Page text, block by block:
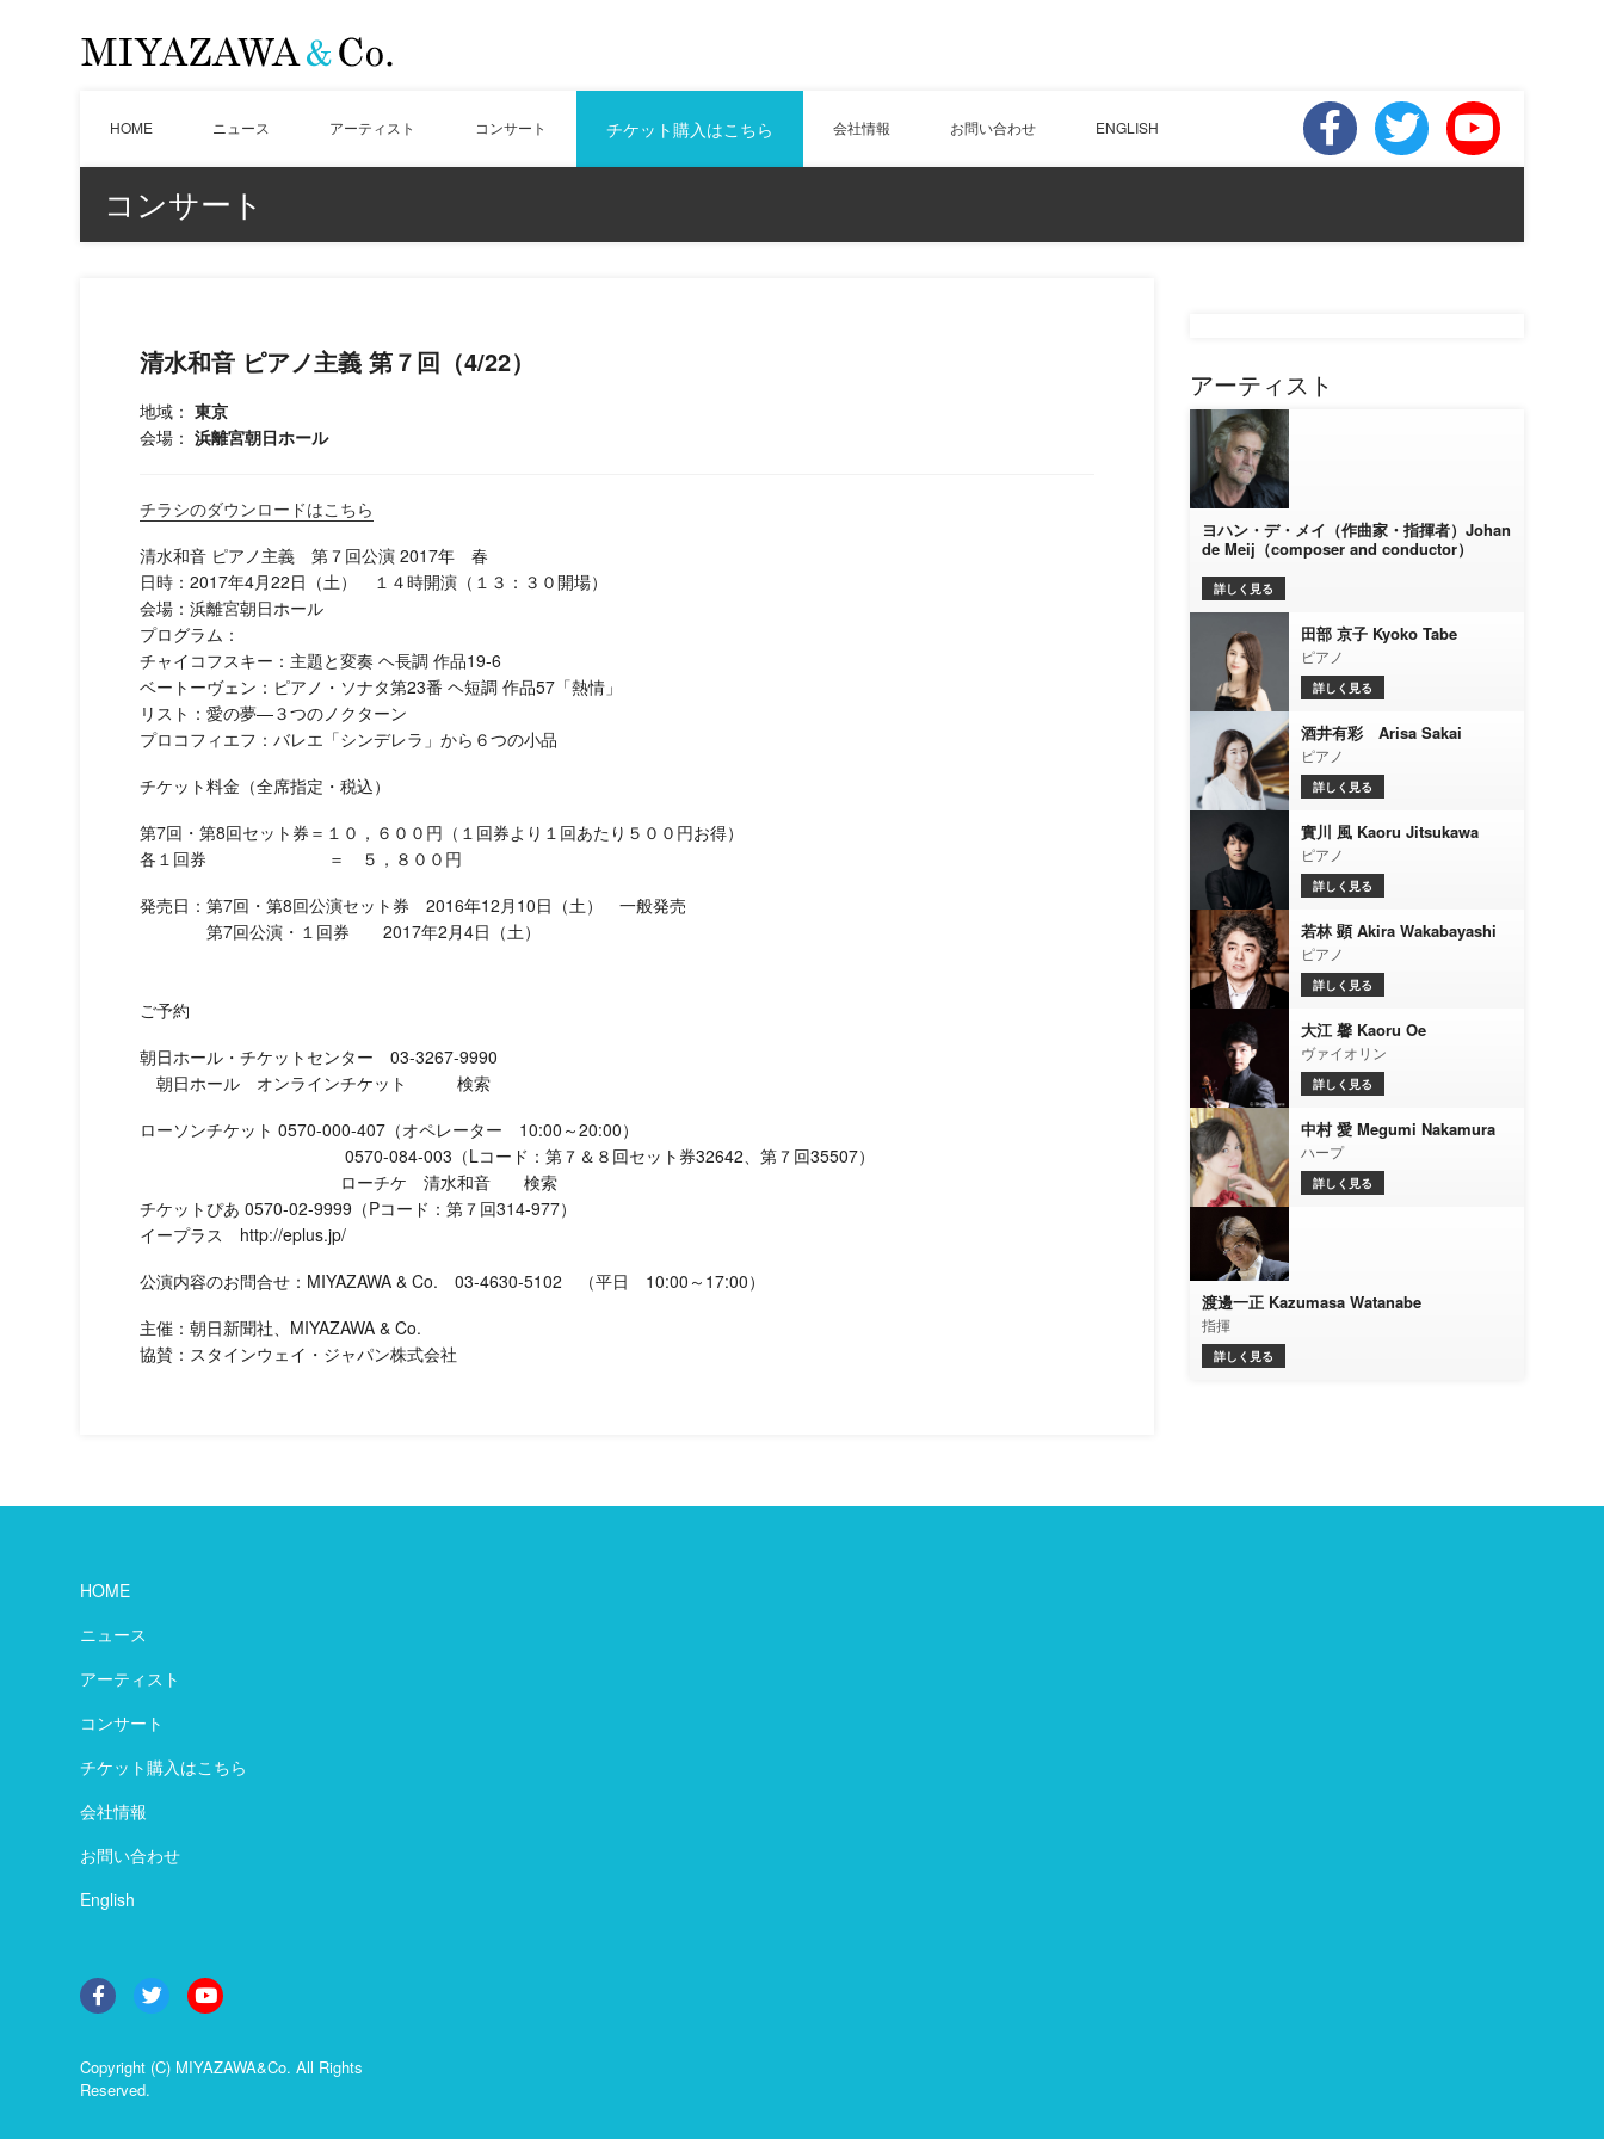
HOME ニュース アーティスト コンサート チケット購入はこちら 会社情報 お問い合わせ ENGLISH
コンサート
清水和音 ピアノ主義 第７回（4/22）
地域： 東京
会場： 浜離宮朝日ホール
チラシのダウンロードはこちら
清水和音 ピアノ主義 第７回公演 2017年 春
日時：2017年4月22日（土） １４時開演（１３：３０開場）
会場：浜離宮朝日ホール
プログラム：
チャイコフスキー：主題と変奏 ヘ長調 作品19-6
ベートーヴェン：ピアノ・ソナタ第23番 ヘ短調 作品57「熱情」
リスト：愛の夢—３つのノクターン
プロコフィエフ：バレエ「シンデレラ」から６つの小品
チケット料金（全席指定・税込）
第7回・第8回セット券＝１０，６００円（１回券より１回あたり５００円お得）
各１回券 ＝ ５，８００円
発売日：第7回・第8回公演セット券 2016年12月10日（土） 一般発売
第7回公演・１回券 2017年2月4日（土）
ご予約
朝日ホール・チケットセンター 03-3267-9990
朝日ホール オンラインチケット 検索
ローソンチケット 0570-000-407（オペレーター 10:00～20:00）
0570-084-003（Lコード：第７＆８回セット券32642、第７回35507）
ローチケ 清水和音 検索
チケットぴあ 0570-02-9999（Pコード：第７回314-977）
イープラス http://eplus.jp/
公演内容のお問合せ：MIYAZAWA & Co. 03-4630-5102 （平日 10:00～17:00）
主催：朝日新聞社、MIYAZAWA & Co.
協賛：スタインウェイ・ジャパン株式会社
アーティスト
ヨハン・デ・メイ（作曲家・指揮者）Johan
de Meij（composer and conductor）
詳しく見る
田部 京子 Kyoko Tabe
ピアノ
詳しく見る
酒井有彩 Arisa Sakai
ピアノ
詳しく見る
實川 風 Kaoru Jitsukawa
ピアノ
詳しく見る
若林 顕 Akira Wakabayashi
ピアノ
詳しく見る
大江 馨 Kaoru Oe
ヴァイオリン
詳しく見る
中村 愛 Megumi Nakamura
ハープ
詳しく見る
渡邊一正 Kazumasa Watanabe
指揮
詳しく見る
HOME
ニュース
アーティスト
コンサート
チケット購入はこちら
会社情報
お問い合わせ
English
Copyright (C) MIYAZAWA&Co. All Rights
Reserved.